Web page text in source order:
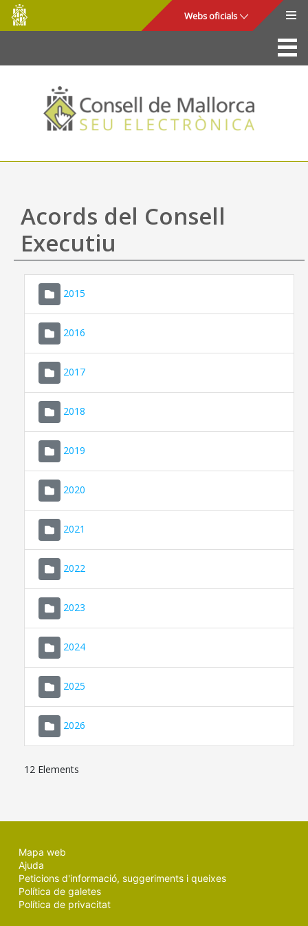
Salta al contingut principal
Consell
de
Mallorca
Webs oficials
La Seu
Consell de Mallorca
Accés i seguretat
Utilitats
Ajuda
Acords del Consell
Executiu
2015
2016
2017
2018
2019
2020
2021
2022
2023
2024
2025
2026
12 Elements
Mapa web
Ajuda
Peticions d'informació, suggeriments i queixes
Política de galetes
Política de privacitat